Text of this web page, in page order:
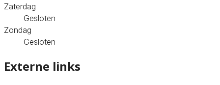
Zaterdag
Gesloten
Zondag
Gesloten
Externe links